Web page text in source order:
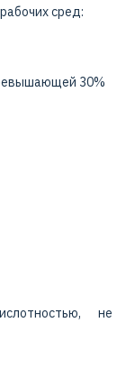
сред:
30%
не